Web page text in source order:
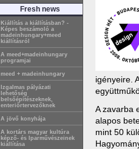
Fresh news
Kiállítás a kiállításban? -
Képes beszámoló a
madeinhungary+meed
kiállításról
A meed+madeinhungary
programjai
meed + madeinhungary
Izgalmas pályázati
lehetőség
belsőépítészeknek,
enteriőrtervezőknek
A jövő konyhája
A kortárs magyar kultúra
képző- és Iparművészeinek
kiállítása
igényeire.
A zavarba
alapos
mint 50